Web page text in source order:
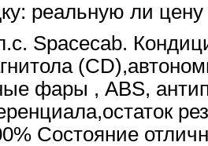
реальную ли цену
Spacecab.
фары , ABS,
Состояние